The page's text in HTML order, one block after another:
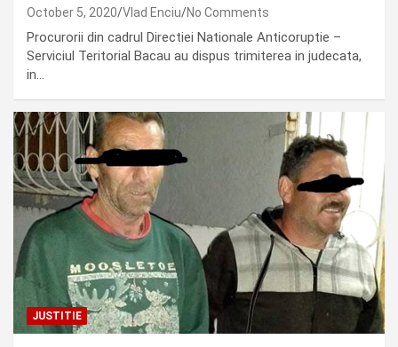
October 5, 2020 Vlad Enciu No Comments
Procurorii din cadrul Directiei Nationale Anticoruptie –
Serviciul Teritorial Bacau au dispus trimiterea in judecata,
in…
JUSTITIE